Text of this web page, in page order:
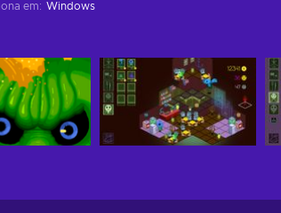
em: Windows